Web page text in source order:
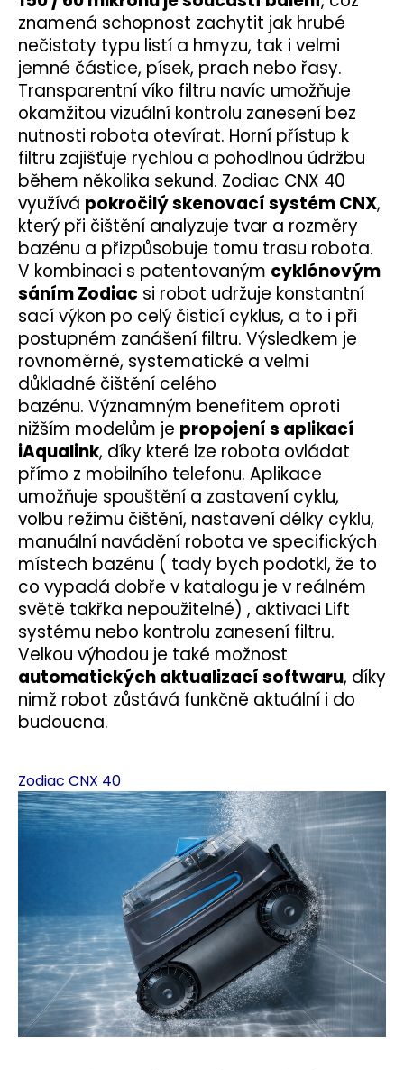
znamená schopnost zachytit jak hrubé
nečistoty typu listí a hmyzu, tak i velmi
jemné částice, písek, prach nebo řasy.
Transparentní víko filtru navíc umožňuje
okamžitou vizuální kontrolu zanesení bez
nutnosti robota otevírat. Horní přístup k
filtru zajišťuje rychlou a pohodlnou údržbu
během několika sekund. Zodiac CNX 40
využívá pokročilý skenovací systém CNX,
který při čištění analyzuje tvar a rozměry
bazénu a přizpůsobuje tomu trasu robota.
V kombinaci s patentovaným cyklónovým
sáním Zodiac si robot udržuje konstantní
sací výkon po celý čisticí cyklus, a to i při
postupném zanášení filtru. Výsledkem je
rovnoměrné, systematické a velmi
důkladné čištění celého
bazénu. Významným benefitem oproti
nižším modelům je propojení s aplikací
iAqualink, díky které lze robota ovládat
přímo z mobilního telefonu. Aplikace
umožňuje spouštění a zastavení cyklu,
volbu režimu čištění, nastavení délky cyklu,
manuální navádění robota ve specifických
místech bazénu ( tady bych podotkl, že to
co vypadá dobře v katalogu je v reálném
světě takřka nepoužitelné) , aktivaci Lift
systému nebo kontrolu zanesení filtru.
Velkou výhodou je také možnost
automatických aktualizací softwaru, díky
nimž robot zůstává funkčně aktuální i do
budoucna.
Zodiac CNX 40